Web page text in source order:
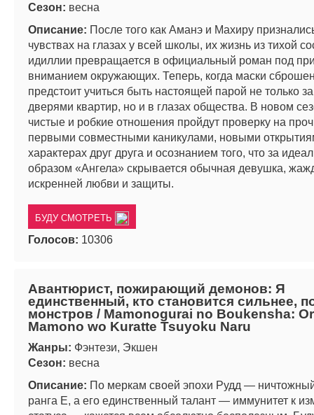
Сезон: весна
Описание: После того как Аманэ и Махиру
чувствах на глазах у всей школы, их жизнь из тихой
идиллии превращается в официальный роман под
вниманием окружающих. Теперь, когда маски
предстоит учиться быть настоящей парой не только
дверями квартир, но и в глазах общества. В новом
чистые и робкие отношения пройдут проверку на
первыми совместными каникулами, новыми
характерах друг друга и осознанием того, что за
образом «Ангела» скрывается обычная девушка,
искренней любви и защиты.
БУДУ СМОТРЕТЬ
Голосов: 10306
Авантюрист, пожирающий демонов: Я
единственный, кто становится сильнее,
монстров / Mamonogurai no Boukensha:
Mamono wo Kuratte Tsuyoku Naru
Жанры: Фэнтези, Экшен
Сезон: весна
Описание: По меркам своей эпохи Рудд —
ранга E, а его единственный талант — иммунитет к